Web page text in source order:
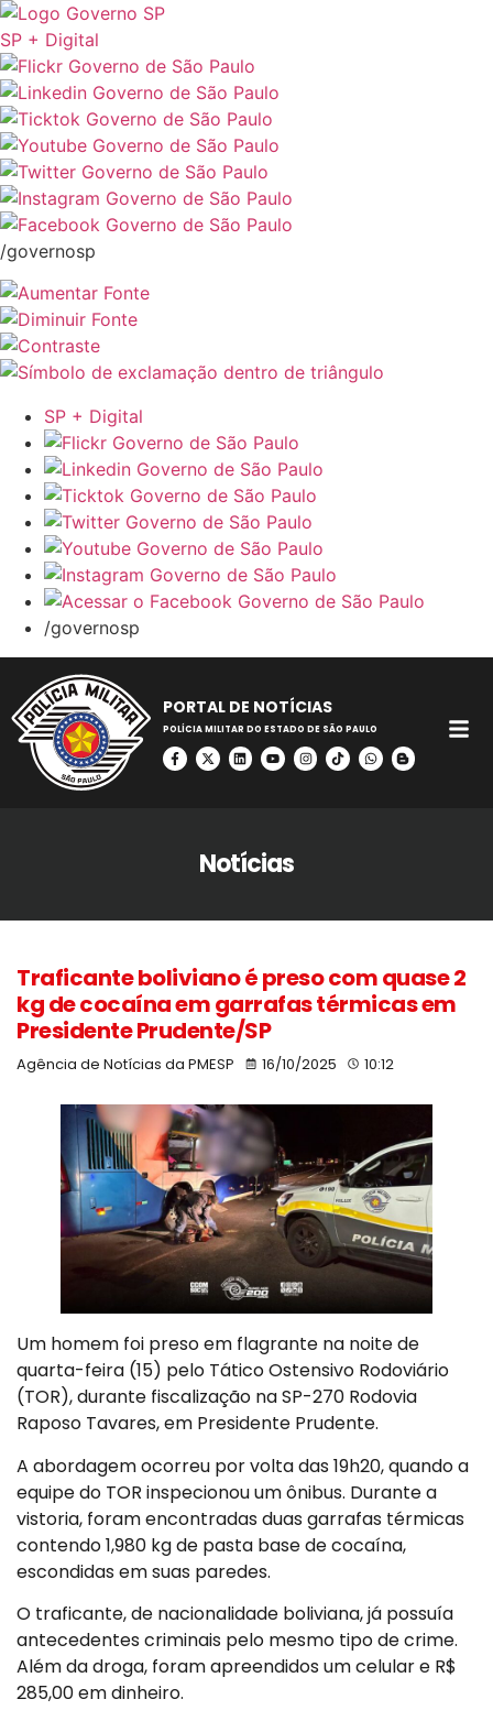
SP + Digital
/governosp
SP + Digital
/governosp
PORTAL DE NOTÍCIAS
POLÍCIA MILITAR DO ESTADO DE SÃO PAULO
Notícias
Traficante boliviano é preso com quase 2
kg de cocaína em garrafas térmicas em
Presidente Prudente/SP
Agência de Notícias da PMESP 16/10/2025 10:12
Um homem foi preso em flagrante na noite de
quarta-feira (15) pelo Tático Ostensivo Rodoviário
(TOR), durante fiscalização na SP-270 Rodovia
Raposo Tavares, em Presidente Prudente.
A abordagem ocorreu por volta das 19h20, quando a
equipe do TOR inspecionou um ônibus. Durante a
vistoria, foram encontradas duas garrafas térmicas
contendo 1,980 kg de pasta base de cocaína,
escondidas em suas paredes.
O traficante, de nacionalidade boliviana, já possuía
antecedentes criminais pelo mesmo tipo de crime.
Além da droga, foram apreendidos um celular e R$
285,00 em dinheiro.